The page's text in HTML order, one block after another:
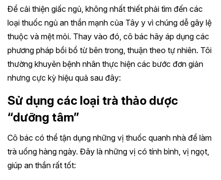
Để cải thiện giấc ngủ, không nhất thiết phải tìm đến các
loại thuốc ngủ an thần mạnh của Tây y vì chúng dễ gây lệ
thuộc và mệt mỏi. Thay vào đó, cô bác hãy áp dụng các
phương pháp bồi bổ từ bên trong, thuận theo tự nhiên. Tôi
thường khuyên bệnh nhân thực hiện các bước đơn giản
nhưng cực kỳ hiệu quả sau đây:
Sử dụng các loại trà thảo dược
“dưỡng tâm”
Cô bác có thể tận dụng những vị thuốc quanh nhà để làm
trà uống hàng ngày. Đây là những vị có tính bình, vị ngọt,
giúp an thần rất tốt: